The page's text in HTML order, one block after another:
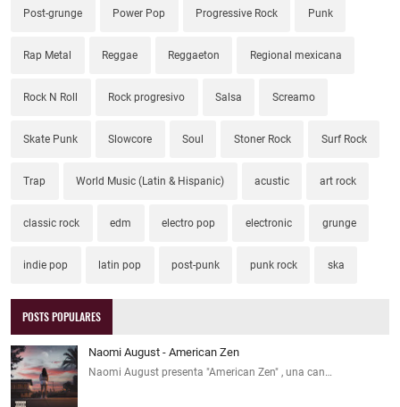
Post-grunge Power Pop Progressive Rock Punk
Rap Metal Reggae Reggaeton Regional mexicana
Rock N Roll Rock progresivo Salsa Screamo
Skate Punk Slowcore Soul Stoner Rock Surf Rock
Trap World Music (Latin & Hispanic) acustic art rock
classic rock edm electro pop electronic grunge
indie pop latin pop post-punk punk rock ska
POSTS POPULARES
Naomi August - American Zen
Naomi August presenta "American Zen" , una can…